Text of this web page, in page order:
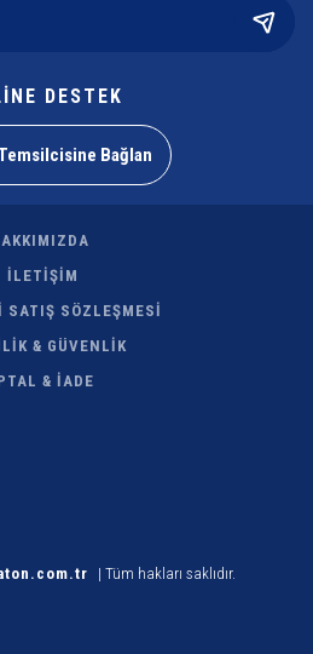
DESTEK
Bağlan
İLETİŞİM
SATIŞ SÖZLEŞMESİ
& GÜVENLİK
& İADE
| Tüm hakları saklıdır.